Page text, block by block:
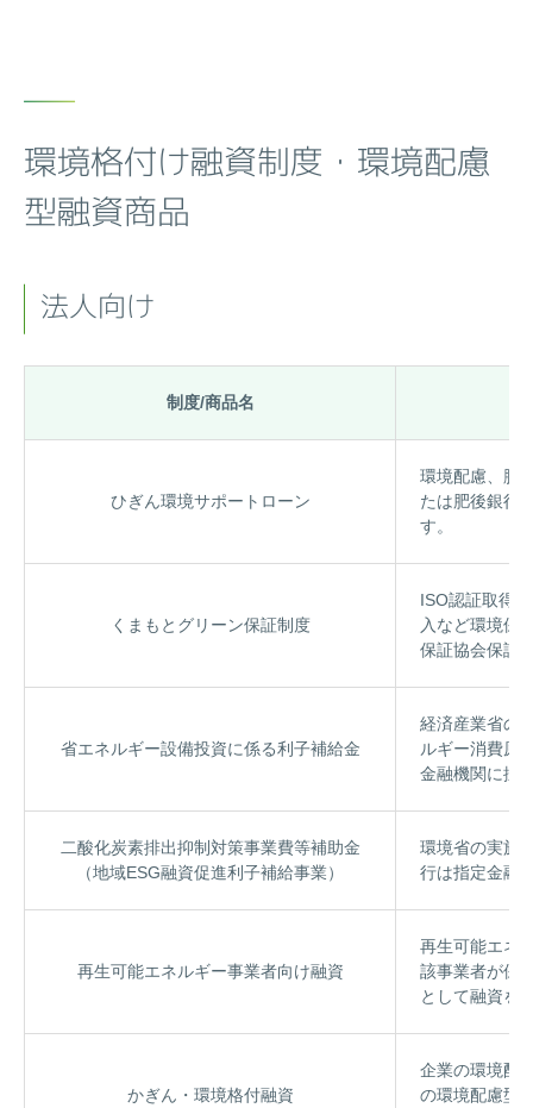
環境格付け融資制度・環境配慮
型融資商品
法人向け
制度/商品名
ひぎん環境サポートローン
環境配慮、脱
たは肥後銀行
す。
くまもとグリーン保証制度
ISO認証取得
入など環境保
保証協会保証
省エネルギー設備投資に係る利子補給金
経済産業省の
ルギー消費原
金融機関に採
二酸化炭素排出抑制対策事業費等補助金
（地域ESG融資促進利子補給事業）
環境省の実施
行は指定金融
再生可能エネルギー事業者向け融資
再生可能エネ
該事業者が保
として融資を
かぎん・環境格付融資
企業の環境配
の環境配慮型